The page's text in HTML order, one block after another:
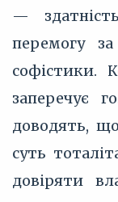
—
перемогу
софістики.
заперечує
доводять,
суть
довіряти